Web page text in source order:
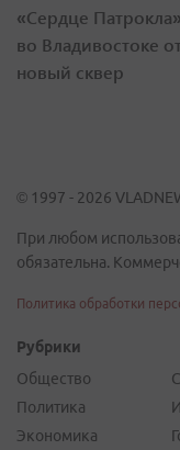
«Сердце
во Владивостоке
новый сквер
© 1997 - 2026
При любом
обязательна.
Политика обработки
Рубрики
Общество
Политика
Экономика